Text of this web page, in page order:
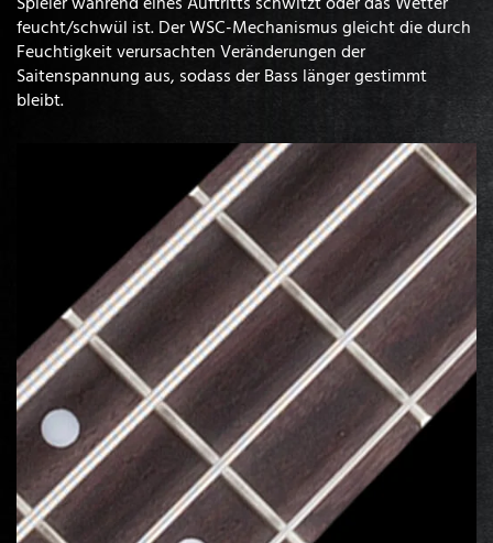
feucht/schwül ist. Der WSC-Mechanismus gleicht die durch
Feuchtigkeit verursachten Veränderungen der
Saitenspannung aus, sodass der Bass länger gestimmt
bleibt.